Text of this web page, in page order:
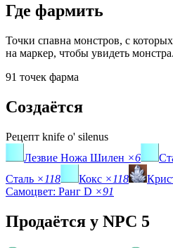
Где фармить
Точки спавна монстров, с
на маркер, чтобы увидеть монстра.
91 точек фарма
Создаётся
Рецепт knife o' silenus
Лезвие Ножа Шилен ×6
Сталь ×118 Кокс ×118
Самоцвет: Ранг D ×91
Продаётся у NPC 5